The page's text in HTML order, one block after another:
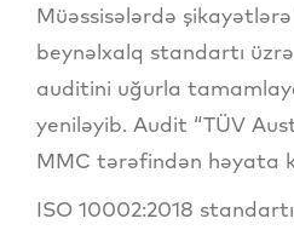
Müəssisələrdə şikayətlərə
beynəlxalq standartı
auditini uğurla
yeniləyib. Audit “TÜV
MMC tərəfindən həyata
ISO 10002:2018